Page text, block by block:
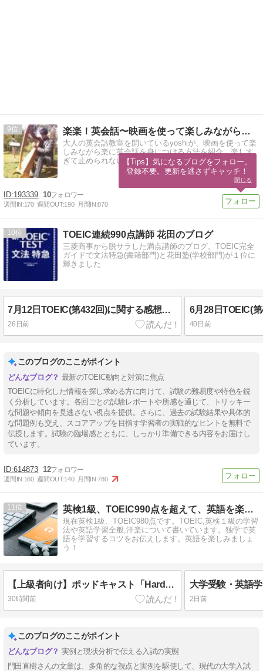
9 楽楽！英会話〜映画を使って楽しみながら自然な英語を身につける
大人の英会話教室を開いているyoshiが、映画を使って楽
しみながら楽に英会話を身につける方法を紹介。楽しす
ぎて止められない！？
193339 10
週間IN:170 週間OUT:190 月間IN:870
10 TOEIC連続990点講師 花田のブログ
三菱商事から脱サラした満点講師のブログ。TOEIC完全
ガイドで文法特急(書籍部門)と花田塾(学校部門)が１位に
輝きました
7月12日TOEIC(第432回)に関する感想・難易度・速報 午前の部
26日前 40日前
このブログのここがポイント
最新のTOEIC動向と対策に焦点
TOEICに特化した情報を探し求める方に向けて、試験の難易度や特色を鋭
く分析しています。各回ごとの試験レポートや所感を通じて、トリッキー
な問題や傾向を見逃さない視点を提供。さらに、過去の試験結果や具体的
な問題例も交え、スコアアップを目指す学習者の実戦的なヒントを無料で
伝授します。試験の臨場感とともに、しっかり準備できる内容をお届けし
ています。
614873 12
週間IN:160 週間OUT:140 月間IN:780
11 英検1級、TOEIC990点を超えて、英語を楽しむブログ
現在英検1級、TOEIC980点です。TOEIC,英検１級の学習
法や英語学習全般,洋楽について書いています。独学で英
語を学習するコツをお伝えします。英語を楽しみましょ
う！
【上級者向け】ポッドキャスト「Hardcore History」で英語と世界史を同時に学ぶ
30時間前 2日前
このブログのここがポイント
実例と現状分析で伝える入試の実態
門田直樹さんの文章は、多角的な視点と実例を駆使して、現代の大学入試
【Tips】気になるブログをフォロー。
登録不要。更新を逃さずキャッチ！
閉じる